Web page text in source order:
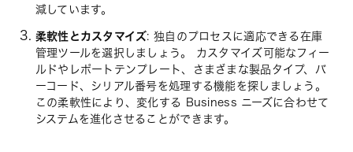
減しています。
柔軟性とカスタマイズ: 独自のプロセスに適応できる在庫
管理ツールを選択しましょう。 カスタマイズ可能なフィー
ルドやレポートテンプレート、さまざまな製品タイプ、バ
ーコード、シリアル番号を処理する機能を探しましょう。
この柔軟性により、変化する Business ニーズに合わせて
システムを進化させることができます。